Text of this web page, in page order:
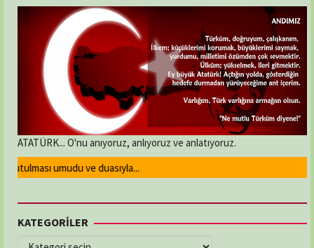
ATATÜRK... O'nu anıyoruz, anlıyoruz ve anlatıyoruz.
umudu ve duasıyla...
KATEGORİLER
KATEGORİLER